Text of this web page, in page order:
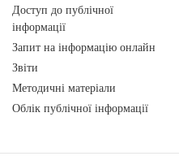
Доступ до публічної
інформації
Запит на інформацію онлайн
Звіти
Методичні матеріали
Облік публічної інформації